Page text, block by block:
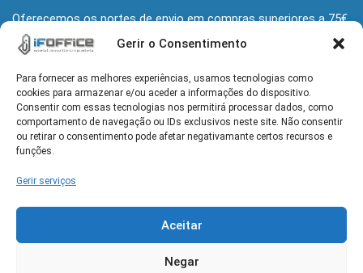
Gerir o Consentimento
Para fornecer as melhores experiências, usamos tecnologias como
cookies para armazenar e/ou aceder a informações do dispositivo.
Consentir com essas tecnologias nos permitirá processar dados, como
comportamento de navegação ou IDs exclusivos neste site. Não consentir
ou retirar o consentimento pode afetar negativamante certos recursos e
funções.
Gerir serviços
Aceitar
Negar
Oferecemos os portes de envio em compras superiores a 75€
+iva
MORADA
Alameda Grupo Desportivo Alcochetense 139
2890-110 Alcochete
Seg-Sex: 9h-13h e 14h-18h
geral@ifoffice.pt| 960 064 173